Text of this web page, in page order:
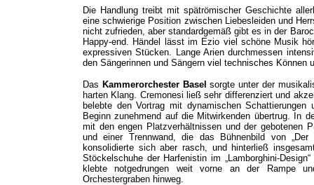
Die Handlung treibt mit spätrömischer Geschichte
eine schwierige Position zwischen Liebesleiden und
nicht zufrieden, aber standardgemäß gibt es in der
Happy-end. Händel lässt im Ezio viel schöne Musik
expressiven Stücken. Lange Arien durchmessen
den Sängerinnen und Sängern viel technisches Können
Das Kammerorchester Basel sorgte unter der
harten Klang. Cremonesi ließ sehr differenziert und
belebte den Vortrag mit dynamischen
Beginn zunehmend auf die Mitwirkenden übertrug. In
mit den engen Platzverhältnissen und der gebotenen
und einer Trennwand, die das Bühnenbild von
konsolidierte sich aber rasch, und hinterließ
Stöckelschuhe der Harfenistin im „Lamborghini-
klebte notgedrungen weit vorne an der Rampe
Orchestergraben hinweg.